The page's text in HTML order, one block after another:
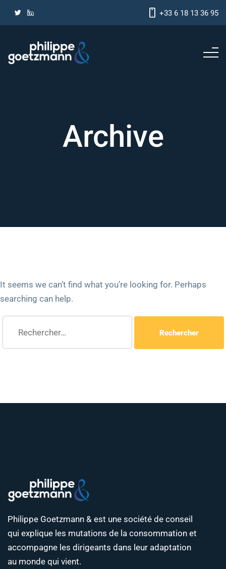
+33 6 18 13 36 95
Archive
It seems we can’t find what you’re looking for. Perhaps
searching can help.
Philippe Goetzmann & est une société de conseil
qui explique les mutations de la consommation et
accompagne les dirigeants dans leur adaptation
au monde qui vient.